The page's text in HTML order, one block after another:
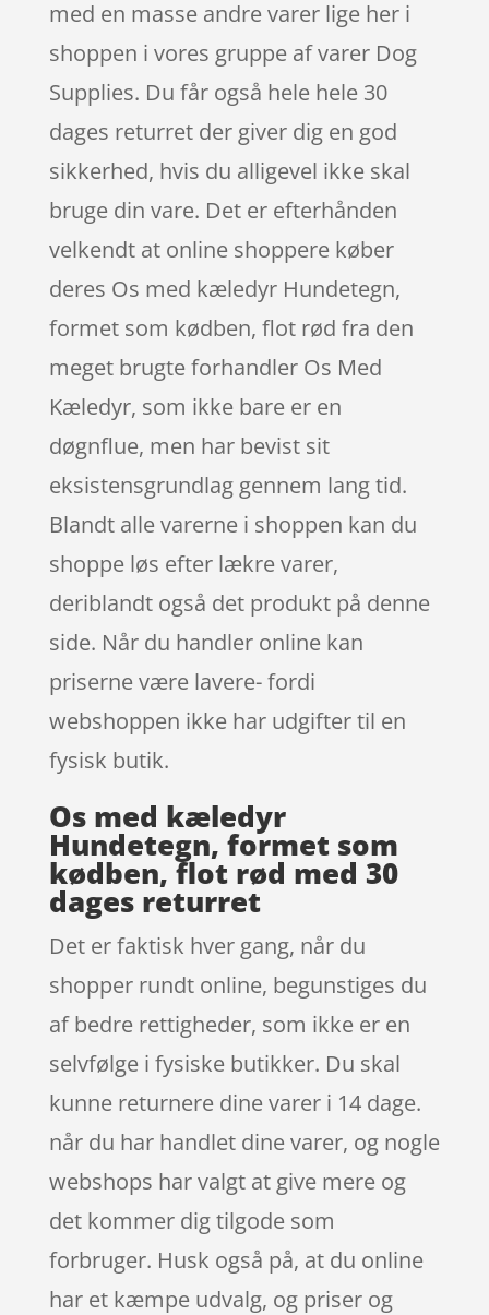
med en masse andre varer lige her i
shoppen i vores gruppe af varer Dog
Supplies. Du får også hele hele 30
dages returret der giver dig en god
sikkerhed, hvis du alligevel ikke skal
bruge din vare. Det er efterhånden
velkendt at online shoppere køber
deres Os med kæledyr Hundetegn,
formet som kødben, flot rød fra den
meget brugte forhandler Os Med
Kæledyr, som ikke bare er en
døgnflue, men har bevist sit
eksistensgrundlag gennem lang tid.
Blandt alle varerne i shoppen kan du
shoppe løs efter lækre varer,
deriblandt også det produkt på denne
side. Når du handler online kan
priserne være lavere- fordi
webshoppen ikke har udgifter til en
fysisk butik.
Os med kæledyr
Hundetegn, formet som
kødben, flot rød med 30
dages returret
Det er faktisk hver gang, når du
shopper rundt online, begunstiges du
af bedre rettigheder, som ikke er en
selvfølge i fysiske butikker. Du skal
kunne returnere dine varer i 14 dage.
når du har handlet dine varer, og nogle
webshops har valgt at give mere og
det kommer dig tilgode som
forbruger. Husk også på, at du online
har et kæmpe udvalg, og priser og